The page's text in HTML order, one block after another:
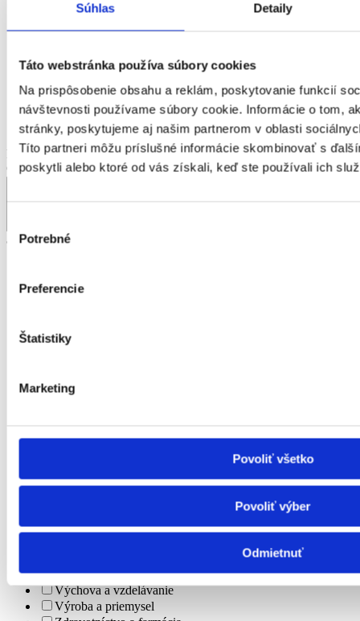
Súhlas Detaily
Táto webstránka používa súbory cookies
Na prispôsobenie obsahu a reklám, poskytovanie funkcií
návštevnosti používame súbory cookie. Informácie o tom,
stránky, poskytujeme aj našim partnerom v oblasti
Títo partneri môžu príslušné informácie skombinovať s
poskytli alebo ktoré od vás získali, keď ste používali ich
súhlasu
Potrebné
Preferencie
Štatistiky
Marketing
Povoliť všetko
Povoliť výber
Odmietnuť
Banskobystrický kraj
Bratislavský kraj
Nitriansky kraj
Trenčiansky kraj
Trnavský kraj
Žilinský kraj
Pozícia
Group select (výběr na skupiny) ?
alebo OBOR
Automobilový priemysel
Doprava a zásobovanie
Ekonomika
Bankovníctvo a poisťovníctvo
Informačné technológie
Bezpečnosť
Právo
Veda a výskum
Výchova a vzdelávanie
Výroba a priemysel